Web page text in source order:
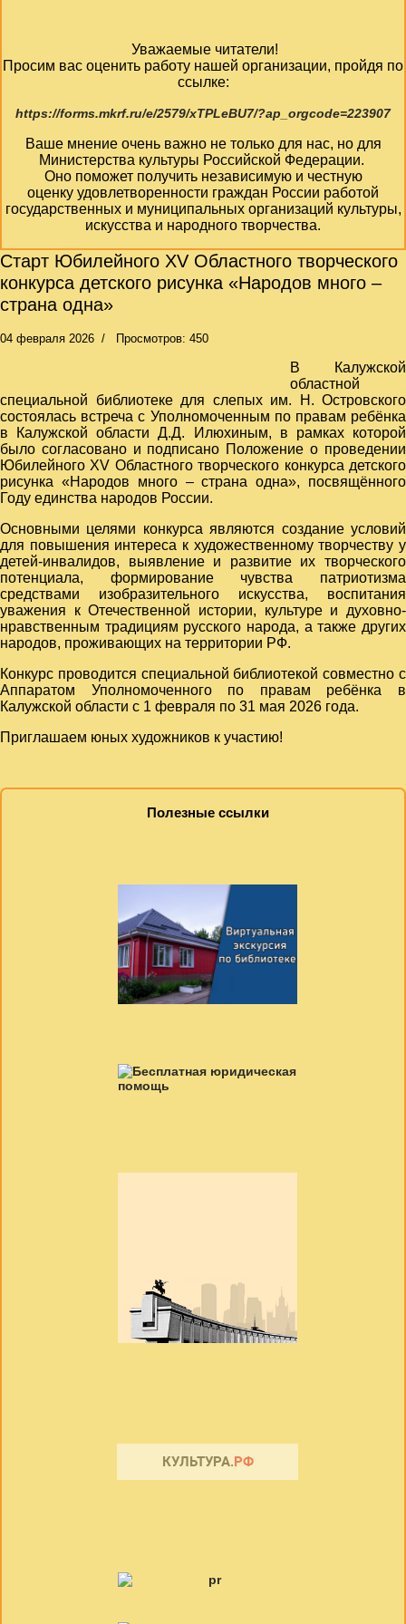
Уважаемые читатели!
Просим вас оценить работу нашей организации, пройдя по
ссылке:
https://forms.mkrf.ru/e/2579/xTPLeBU7/?ap_orgcode=223907
Ваше мнение очень важно не только для нас, но для
Министерства культуры Российской Федерации.
Оно поможет получить независимую и честную
оценку удовлетворенности граждан России работой
государственных и муниципальных организаций культуры,
искусства и народного творчества.
Старт Юбилейного XV Областного творческого
конкурса детского рисунка «Народов много –
страна одна»
04 февраля 2026 Просмотров: 450
В Калужской
областной
специальной библиотеке для слепых им. Н. Островского
состоялась встреча с Уполномоченным по правам ребёнка
в Калужской области Д.Д. Илюхиным, в рамках которой
было согласовано и подписано Положение о проведении
Юбилейного XV Областного творческого конкурса детского
рисунка «Народов много – страна одна», посвящённого
Году единства народов России.
Основными целями конкурса являются создание условий
для повышения интереса к художественному творчеству у
детей-инвалидов, выявление и развитие их творческого
потенциала, формирование чувства патриотизма
средствами изобразительного искусства, воспитания
уважения к Отечественной истории, культуре и духовно-
нравственным традициям русского народа, а также других
народов, проживающих на территории РФ.
Конкурс проводится специальной библиотекой совместно с
Аппаратом Уполномоченного по правам ребёнка в
Калужской области с 1 февраля по 31 мая 2026 года.
Приглашаем юных художников к участию!
Полезные ссылки